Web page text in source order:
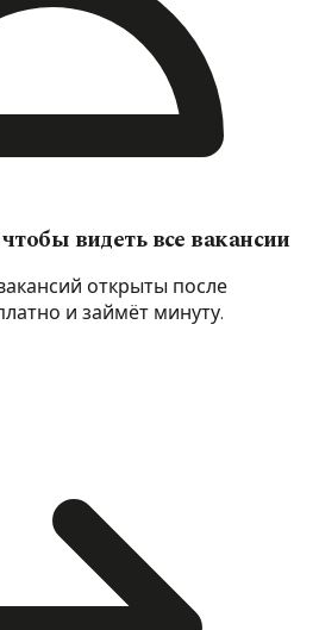
видеть все вакансии
открыты после
и займёт минуту.